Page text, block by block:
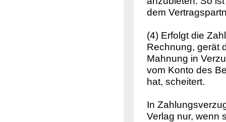
dem
(4) Erfolgt die
Rechnung, gerät
Mahnung in
vom Konto des
hat, scheitert.
In
Verlag nur, wenn